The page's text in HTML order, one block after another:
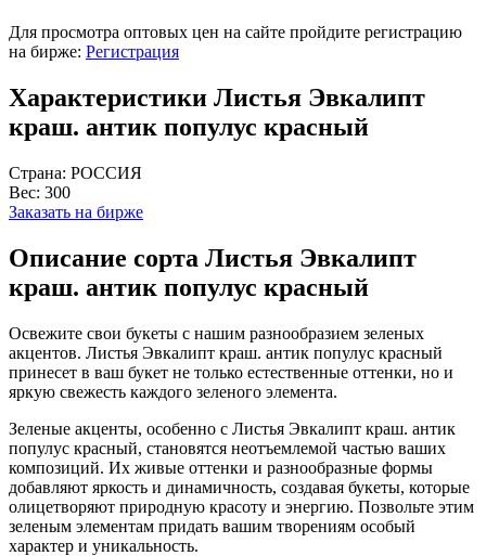
Для просмотра оптовых цен на сайте пройдите регистрацию
на бирже: Регистрация
Характеристики Листья Эвкалипт
краш. антик популус красный
Страна: РОССИЯ
Вес: 300
Заказать на бирже
Описание сорта Листья Эвкалипт
краш. антик популус красный
Освежите свои букеты с нашим разнообразием зеленых
акцентов. Листья Эвкалипт краш. антик популус красный
принесет в ваш букет не только естественные оттенки, но и
яркую свежесть каждого зеленого элемента.
Зеленые акценты, особенно с Листья Эвкалипт краш. антик
популус красный, становятся неотъемлемой частью ваших
композиций. Их живые оттенки и разнообразные формы
добавляют яркость и динамичность, создавая букеты, которые
олицетворяют природную красоту и энергию. Позвольте этим
зеленым элементам придать вашим творениям особый
характер и уникальность.